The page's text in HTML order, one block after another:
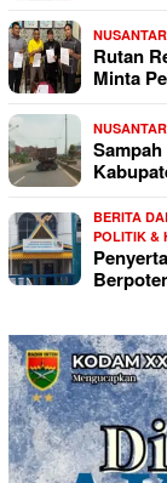
Rutan
Minta
BERITA
POLITIK &